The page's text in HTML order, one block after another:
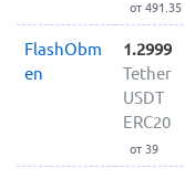
от 491.35
FlashObm
en
1.2999
Tether
USDT
ERC20
от 39